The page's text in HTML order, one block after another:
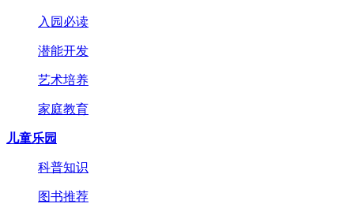
入园必读
潜能开发
艺术培养
家庭教育
儿童乐园
科普知识
图书推荐